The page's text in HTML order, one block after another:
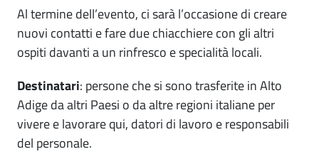
Al termine dell’evento, ci sarà l’occasione di creare
nuovi contatti e fare due chiacchiere con gli altri
ospiti davanti a un rinfresco e specialità locali.
Destinatari: persone che si sono trasferite in Alto
Adige da altri Paesi o da altre regioni italiane per
vivere e lavorare qui, datori di lavoro e responsabili
del personale.